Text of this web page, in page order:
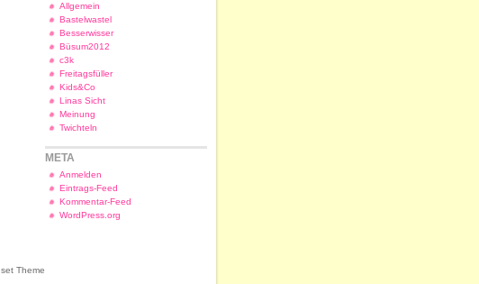
Allgemein
Bastelwastel
Besserwisser
Büsum2012
c3k
Freitagsfüller
Kids&Co
Linas Sicht
Meinung
Twichteln
META
Anmelden
Eintrags-Feed
Kommentar-Feed
WordPress.org
Theme